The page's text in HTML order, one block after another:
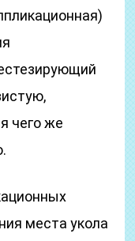
чего же
места укола